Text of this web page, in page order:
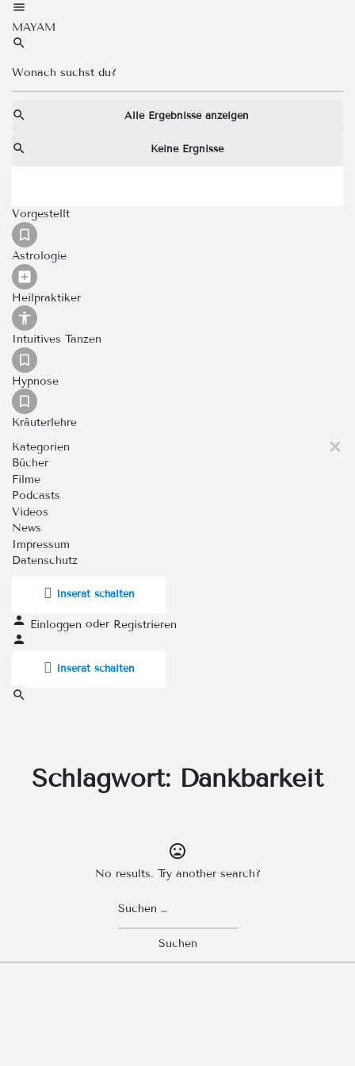
MAYAM
Alle Ergebnisse anzeigen
Keine Ergnisse
Vorgestellt
Astrologie
Heilpraktiker
Intuitives Tanzen
Hypnose
Kräuterlehre
Kategorien
Bücher
Filme
Podcasts
Videos
News
Impressum
Datenschutz
Inserat schalten
Einloggen oder Registrieren
Inserat schalten
Schlagwort: Dankbarkeit
No results. Try another search?
nach: